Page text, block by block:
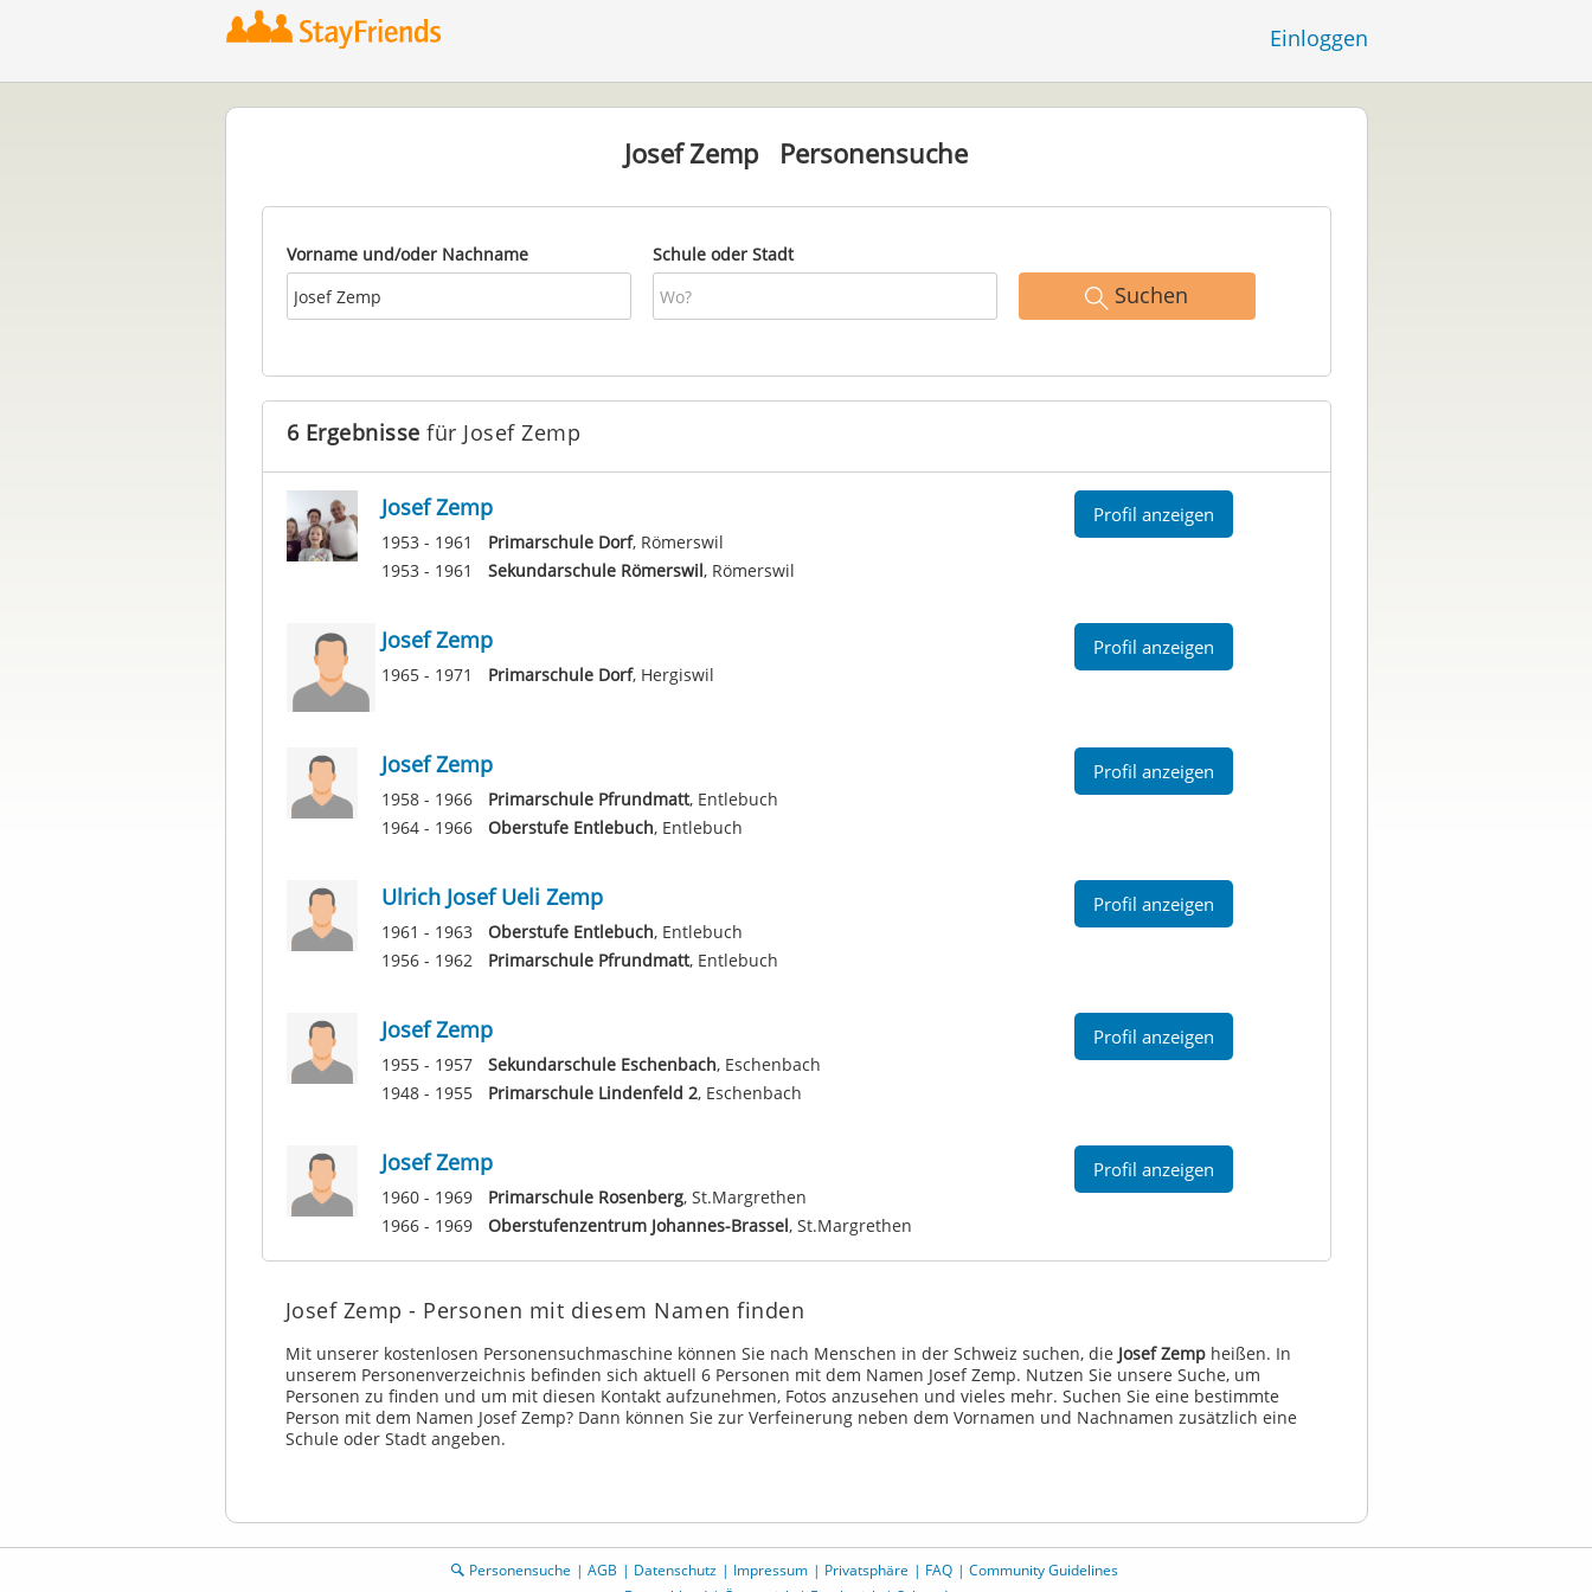
Einloggen
Josef Zemp - Personen mit diesem Namen finden
Mit unserer kostenlosen Personensuchmaschine können Sie nach Menschen in der Schweiz suchen, die Josef Zempheißen. In
unserem Personenverzeichnis befinden sich aktuell 6 Personen mit dem Namen Josef Zemp. Nutzen Sie unsere Suche, um
Personen zu finden und um mit diesen Kontakt aufzunehmen, Fotos anzusehen und vieles mehr. Suchen Sie eine bestimmte
Person mit dem Namen Josef Zemp? Dann können Sie zur Verfeinerung neben dem Vornamen und Nachnamen zusätzlich eine
Schule oder Stadt angeben.
Josef ZempPersonensuche
Vorname und/oder Nachname Schule oder Stadt
Suchen
6 Ergebnisse für Josef Zemp
Josef Zemp
1953 - 1961 Primarschule Dorf, Römerswil
1953 - 1961
Sekundarschule Römerswil, Römerswil
Profil anzeigen
Josef Zemp
1965 - 1971 Primarschule Dorf, Hergiswil
Profil anzeigen
Josef Zemp
1958 - 1966 Primarschule Pfrundmatt, Entlebuch
1964 - 1966
Oberstufe Entlebuch, Entlebuch
Profil anzeigen
Ulrich Josef Ueli Zemp
1961 - 1963 Oberstufe Entlebuch, Entlebuch
1956 - 1962
Primarschule Pfrundmatt, Entlebuch
Profil anzeigen
Josef Zemp
1955 - 1957 Sekundarschule Eschenbach, Eschenbach
1948 - 1955
Primarschule Lindenfeld 2, Eschenbach
Profil anzeigen
Josef Zemp
1960 - 1969 Primarschule Rosenberg, St.Margrethen
1966 - 1969
Oberstufenzentrum Johannes-Brassel, St.Margrethen
Profil anzeigen
Personensuche AGB Datenschutz Impressum Privatsphäre FAQ
Community Guidelines